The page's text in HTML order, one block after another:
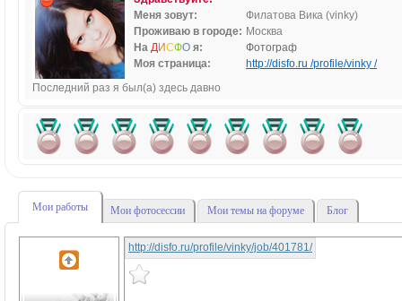
Меня зовут:
Филатова Вика (vinky)
Проживаю в городе: Москва
На ДИСФО я:
Фотограф
Моя страница:
http://disfo.ru /profile/vinky /
Последний раз я был(а) здесь давно
Мои работы Мои фотосессии Мои темы на форуме Блог
http://disfo.ru/profile/vinky/job/401781/